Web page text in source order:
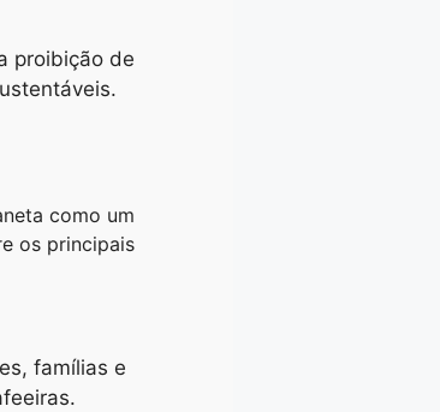
proibição de
como um
os principais
famílias e